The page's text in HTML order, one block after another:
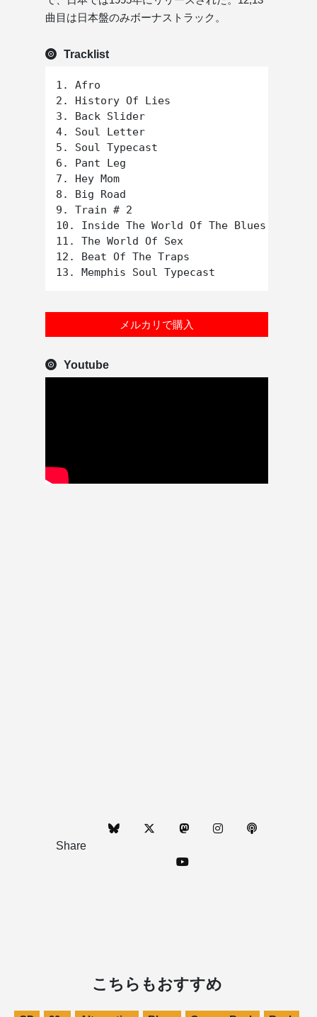
曲目は日本盤のみボーナストラック。
Tracklist
1. Afro
2. History Of Lies
3. Back Slider
4. Soul Letter
5. Soul Typecast
6. Pant Leg
7. Hey Mom
8. Big Road
9. Train # 2
10. Inside The World Of The Blues
11. The World Of Sex
12. Beat Of The Traps
メルカリで購入
Youtube
Share
こちらもおすすめ